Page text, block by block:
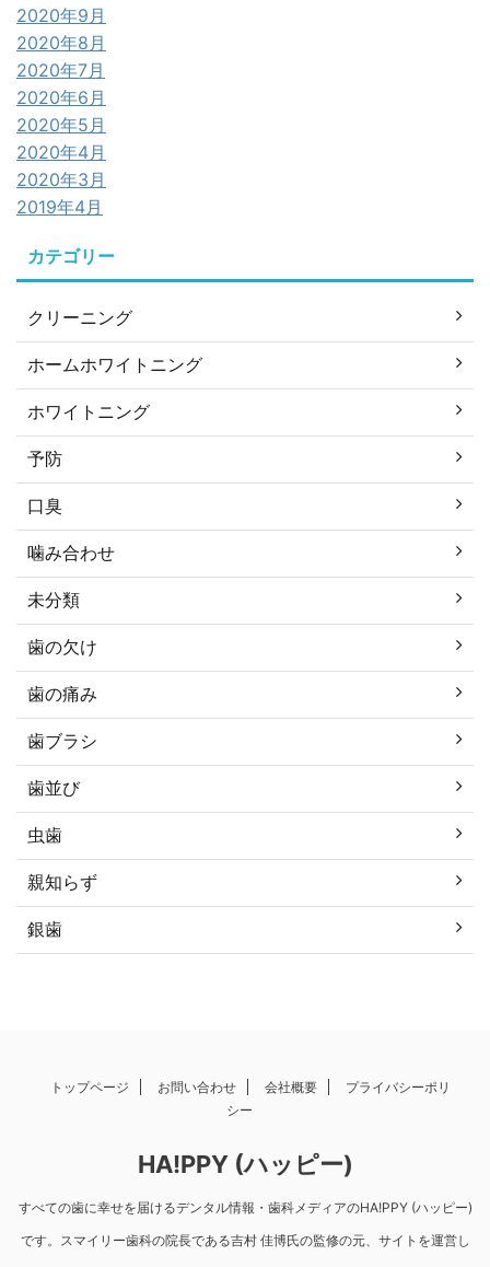
2020年9月
2020年8月
2020年7月
2020年6月
2020年5月
2020年4月
2020年3月
2019年4月
カテゴリー
クリーニング
ホームホワイトニング
ホワイトニング
予防
口臭
噛み合わせ
未分類
歯の欠け
歯の痛み
歯ブラシ
歯並び
虫歯
親知らず
銀歯
トップページ お問い合わせ 会社概要
プライバシーポリ
シー
HA!PPY (ハッピー)
すべての歯に幸せを届けるデンタル情報・歯科メディアのHA!PPY (ハッピー)
です。スマイリー歯科の院長である吉村 佳博氏の監修の元、サイトを運営し